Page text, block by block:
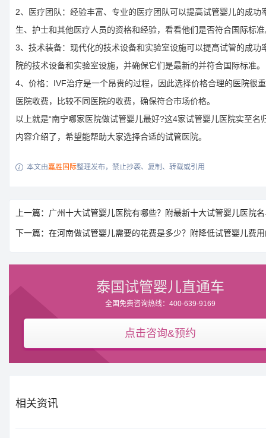
2、医疗团队：经验丰富、专业的医疗团队可以提高试管婴儿的成功
生、护士和其他医疗人员的资格和经验，看看他们是否符合国际标
3、技术装备：现代化的技术设备和实验室设施可以提高试管的成功
院的技术设备和实验室设施，并确保它们是最新的并符合国际标准。
4、价格：IVF治疗是一个昂贵的过程，因此选择价格合理的医院很
医院收费，比较不同医院的收费，确保符合市场价格。
以上就是“南宁哪家医院做试管婴儿最好?这4家试管婴儿医院实至名
内容介绍了，希望能帮助大家选择合适的试管医院。
 本文由嘉胜国际整理发布，禁止抄袭、复制、转载或引用
上一篇：广州十大试管婴儿医院有哪些？附最新十大试管婴儿医院
下一篇：在河南做试管婴儿需要的花费是多少？附降低试管婴儿费
泰国试管婴儿直通车
全国免费咨询热线：400-639-9169
点击咨询&预约
相关资讯